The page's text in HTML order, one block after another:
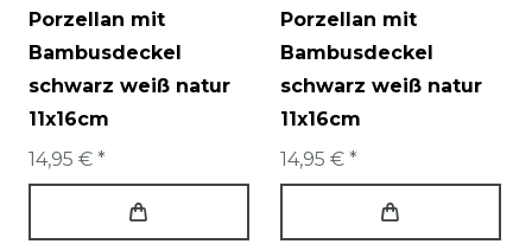
Porzellan mit
Bambusdeckel
schwarz weiß natur
11x16cm
14,95 € *
Porzellan mit
Bambusdeckel
schwarz weiß natur
11x16cm
14,95 € *